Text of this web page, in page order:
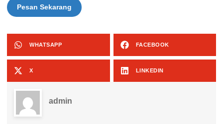
Pesan Sekarang
WHATSAPP FACEBOOK
X LINKEDIN
admin